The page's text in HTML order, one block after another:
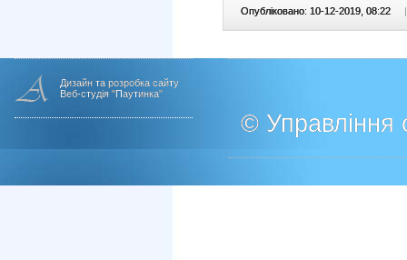
Опубліковано: 10-12-2019, 08:22 |
Дизайн та розробка сайту
Веб-студія "Паутинка"
© Управління